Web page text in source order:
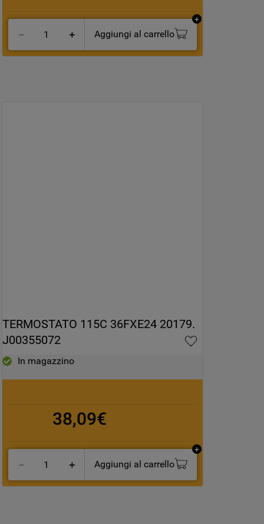
＋
－ Aggiungi al carrello
TERMOSTATO 115C 36FXE24 20179.
J00355072
In magazzino
38,09€
＋
－ Aggiungi al carrello